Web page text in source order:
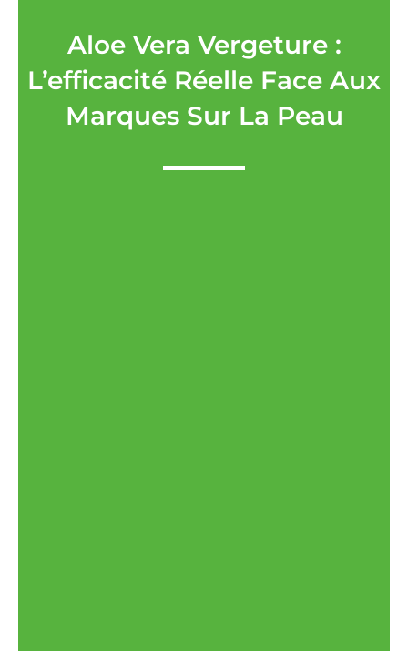
Aloe Vera Vergeture :
L’efficacité Réelle Face Aux
Marques Sur La Peau